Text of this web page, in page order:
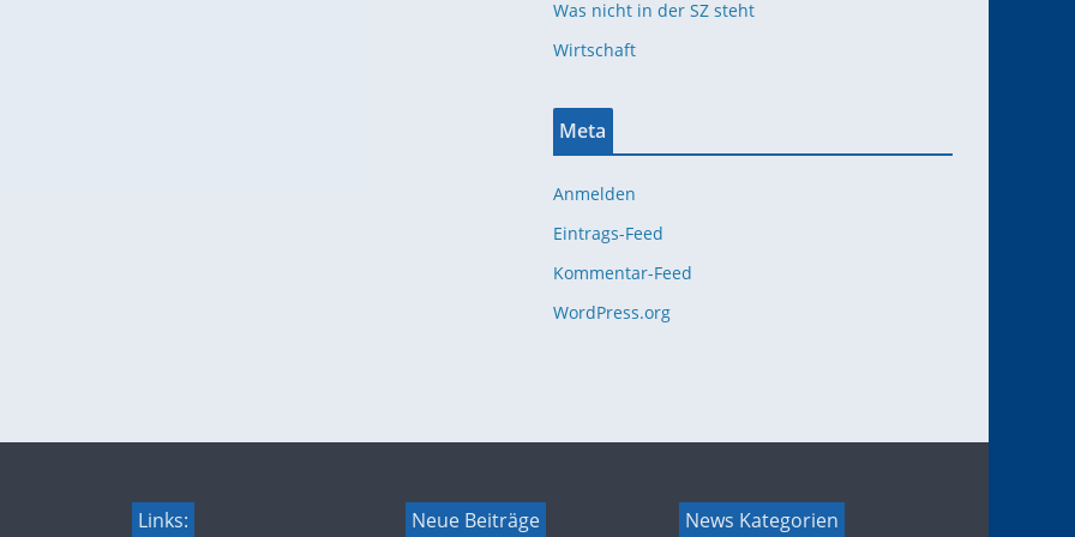
Was nicht in der SZ steht
Wirtschaft
Meta
Anmelden
Eintrags-Feed
Kommentar-Feed
WordPress.org
Links: Neue Beiträge News Kategorien